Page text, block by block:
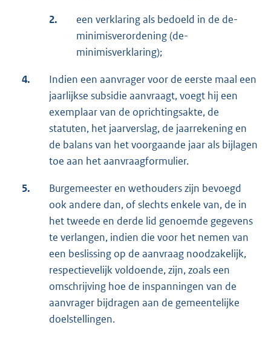
2.
een verklaring als bedoeld in de de-
minimisverordening (de-
minimisverklaring);
4.
Indien een aanvrager voor de eerste maal een
jaarlijkse subsidie aanvraagt, voegt hij een
exemplaar van de oprichtingsakte, de
statuten, het jaarverslag, de jaarrekening en
de balans van het voorgaande jaar als bijlagen
toe aan het aanvraagformulier.
5.
Burgemeester en wethouders zijn bevoegd
ook andere dan, of slechts enkele van, de in
het tweede en derde lid genoemde gegevens
te verlangen, indien die voor het nemen van
een beslissing op de aanvraag noodzakelijk,
respectievelijk voldoende, zijn, zoals een
omschrijving hoe de inspanningen van de
aanvrager bijdragen aan de gemeentelijke
doelstellingen.